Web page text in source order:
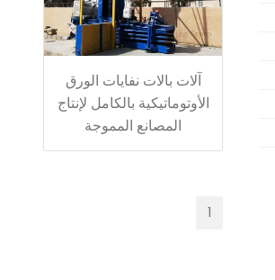
آلات بالات نفايات الورق
الأوتوماتيكية بالكامل لإنتاج
المصانع المموجة
1